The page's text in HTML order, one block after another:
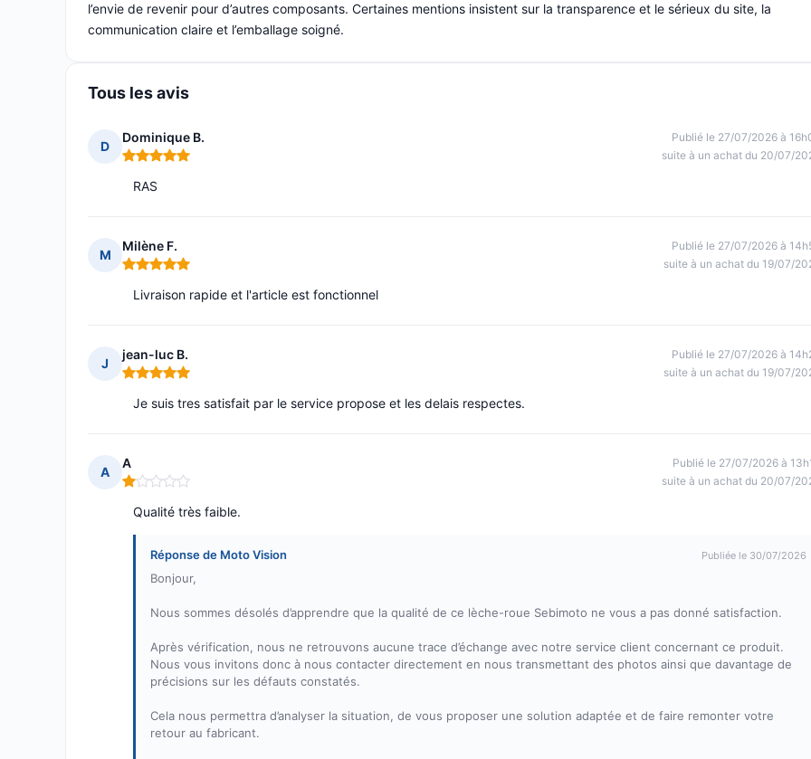
l’envie de revenir pour d’autres composants. Certaines mentions insistent sur la transparence et le sérieux du site, la
communication claire et l’emballage soigné.
Tous les avis
D
Dominique B.
Note : 5 sur 5
Publié le 27/07/2026 à
suite à un achat du 20/07/
RAS
M
Milène F.
Note : 5 sur 5
Publié le 27/07/2026 à
suite à un achat du 19/07/
Livraison rapide et l'article est fonctionnel
J
jean-luc B.
Note : 5 sur 5
Publié le 27/07/2026 à
suite à un achat du 19/07/
Je suis tres satisfait par le service propose et les delais respectes.
A
A
Note : 1 sur 5
Publié le 27/07/2026 à
suite à un achat du 20/07/
Qualité très faible.
Réponse de Moto Vision Publiée le 30/07/2026
Bonjour,
Nous sommes désolés d’apprendre que la qualité de ce lèche-roue Sebimoto ne vous a pas donné satisfaction.
Après vérification, nous ne retrouvons aucune trace d’échange avec notre service client concernant ce produit.
Nous vous invitons donc à nous contacter directement en nous transmettant des photos ainsi que davantage de
précisions sur les défauts constatés.
Cela nous permettra d’analyser la situation, de vous proposer une solution adaptée et de faire remonter votre
retour au fabricant.